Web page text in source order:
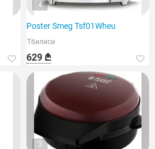
4
Poster Smeg Tsf01Wheu
Тбилиси
629 ₾
3